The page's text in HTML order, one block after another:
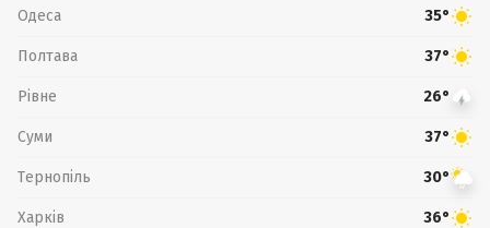
Одеса 35°
Полтава 37°
Рівне 26°
Суми 37°
Тернопіль 30°
Харків 36°